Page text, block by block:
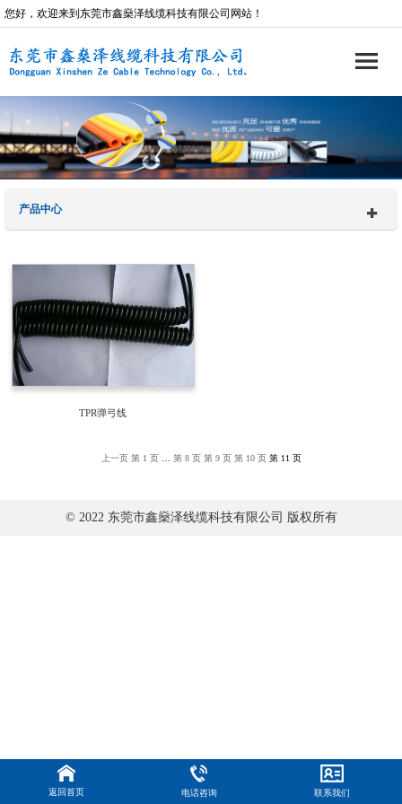
您好，欢迎来到东莞市鑫燊泽线缆科技有限公司网站！
产品中心
TPR弹弓线
上一页 第 1 页 第 8页 第 9页 第 10页 第 11 页
© 2022 东莞市鑫燊泽线缆科技有限公司 版权所有
返回首页 电话咨询 联系我们